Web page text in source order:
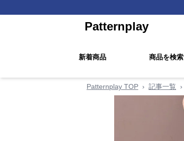
Patternplay
新着商品 商品を検索
Patternplay TOP › 記事一覧 ›